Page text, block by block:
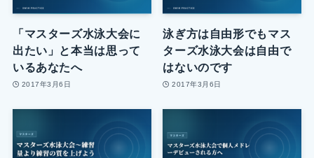
「マスターズ水泳大会に
出たい」と本当は思って
いるあなたへ
2017年3月6日
泳ぎ方は自由形でもマス
ターズ水泳大会は自由で
はないのです
2017年3月6日